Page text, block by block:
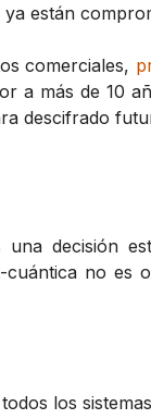
están
comerciales,
a más de 10
descifrado
decisión
no es
los